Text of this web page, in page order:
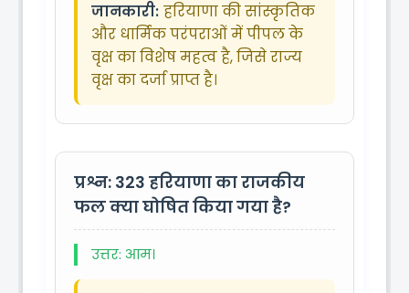
जानकारी: हरियाणा की सांस्कृतिक
और धार्मिक परंपराओं में पीपल के
वृक्ष का विशेष महत्व है, जिसे राज्य
वृक्ष का दर्जा प्राप्त है।
प्रश्न: 323 हरियाणा का राजकीय
फल क्या घोषित किया गया है?
उत्तर: आम।